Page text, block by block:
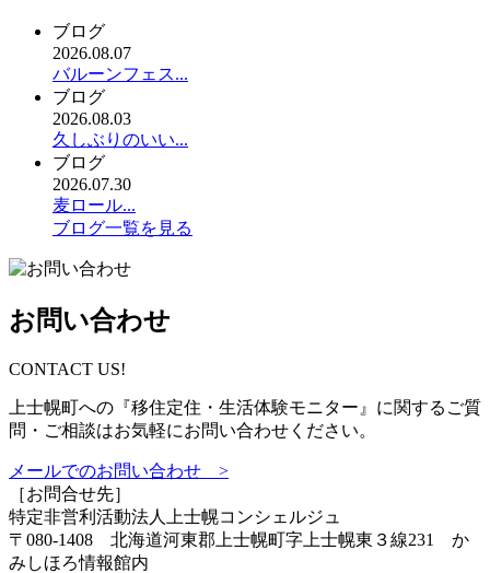
ブログ
2026.08.07
バルーンフェス...
ブログ
2026.08.03
久しぶりのいい...
ブログ
2026.07.30
麦ロール...
ブログ一覧を見る
お問い合わせ
CONTACT US!
上士幌町への『移住定住・生活体験モニター』に関するご質
問・ご相談はお気軽にお問い合わせください。
メールでのお問い合わせ >
［お問合せ先］
特定非営利活動法人
上士幌コンシェルジュ
〒080-1408 北海道河東郡上士幌町字上士幌東３線231 か
みしほろ情報館内